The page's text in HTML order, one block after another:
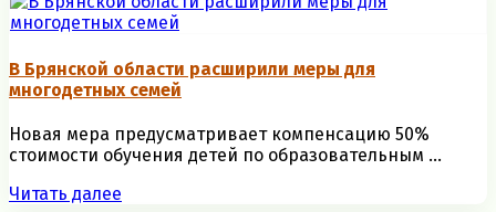
В Брянской области расширили меры для
многодетных семей
Новая мера предусматривает компенсацию 50%
стоимости обучения детей по образовательным ...
Читать далее